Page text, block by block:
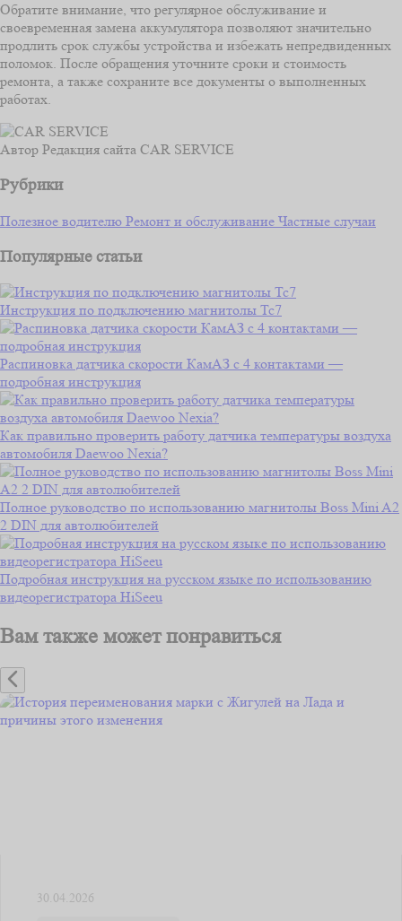
Обратите внимание, что регулярное обслуживание и
своевременная замена аккумулятора позволяют значительно
продлить срок службы устройства и избежать непредвиденных
поломок. После обращения уточните сроки и стоимость
ремонта, а также сохраните все документы о выполненных
работах.
Автор Редакция сайта CAR SERVICE
Рубрики
Полезное водителю Ремонт и обслуживание Частные случаи
Популярные статьи
Инструкция по подключению магнитолы Тс7
Распиновка датчика скорости КамАЗ с 4 контактами —
подробная инструкция
Как правильно проверить работу датчика температуры воздуха
автомобиля Daewoo Nexia?
Полное руководство по использованию магнитолы Boss Mini A2
2 DIN для автолюбителей
Подробная инструкция на русском языке по использованию
видеорегистратора HiSeeu
Вам также может понравиться
30.04.2026